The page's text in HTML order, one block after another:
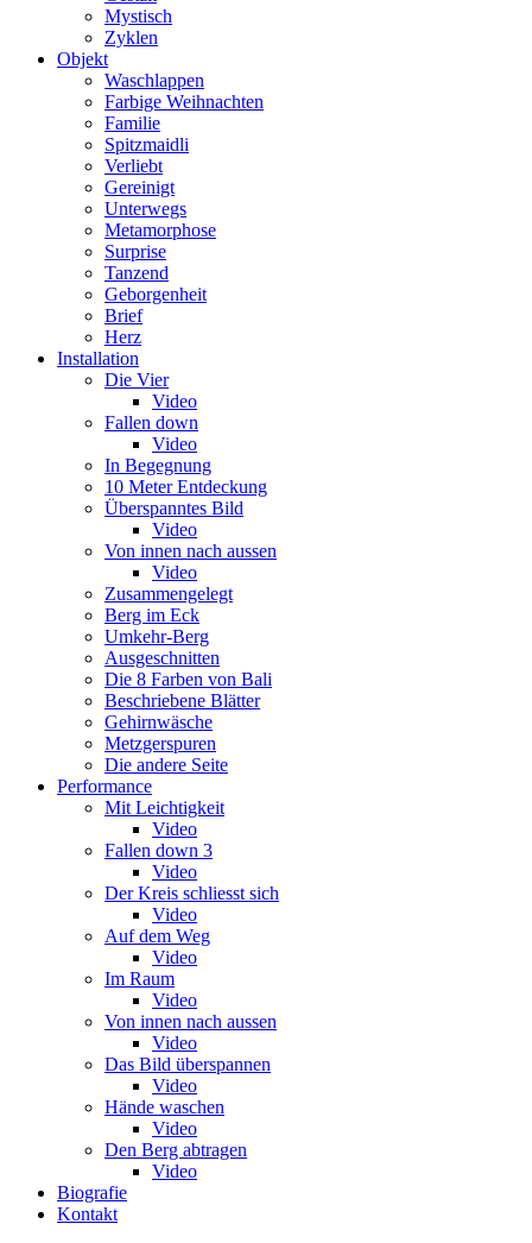
Mystisch
Zyklen
Objekt
Waschlappen
Farbige Weihnachten
Familie
Spitzmaidli
Verliebt
Gereinigt
Unterwegs
Metamorphose
Surprise
Tanzend
Geborgenheit
Brief
Herz
Installation
Die Vier
Video
Fallen down
Video
In Begegnung
10 Meter Entdeckung
Überspanntes Bild
Video
Von innen nach aussen
Video
Zusammengelegt
Berg im Eck
Umkehr-Berg
Ausgeschnitten
Die 8 Farben von Bali
Beschriebene Blätter
Gehirnwäsche
Metzgerspuren
Die andere Seite
Performance
Mit Leichtigkeit
Video
Fallen down 3
Video
Der Kreis schliesst sich
Video
Auf dem Weg
Video
Im Raum
Video
Von innen nach aussen
Video
Das Bild überspannen
Video
Hände waschen
Video
Den Berg abtragen
Video
Biografie
Kontakt